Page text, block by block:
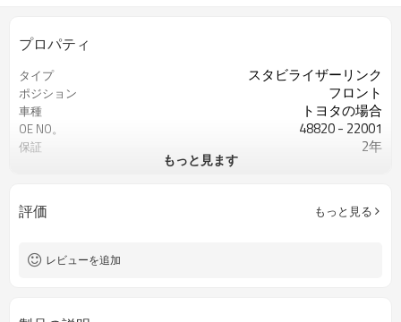
プロパティ
タイプ スタビライザーリンク
ポジション フロント
車種 トヨタの場合
OE NO。 48820 - 22001
保証 2年
もっと見ます
評価 もっと見る
レビューを追加